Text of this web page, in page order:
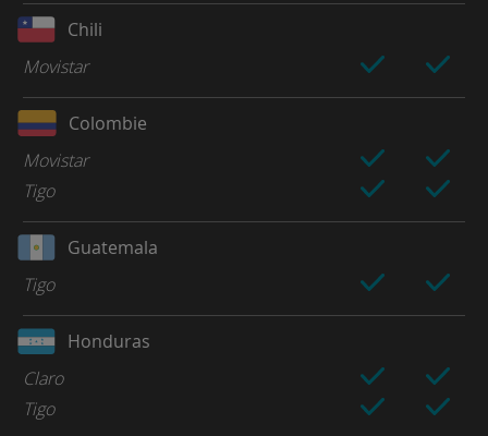
Chili
Movistar
Colombie
Movistar
Tigo
Guatemala
Tigo
Honduras
Claro
Tigo